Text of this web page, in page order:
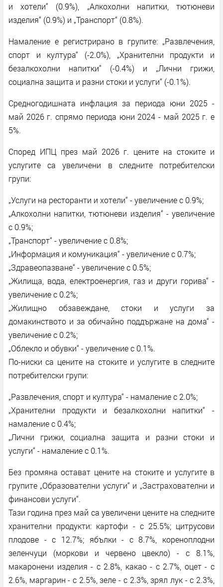
и хотели“ (0.9%), „Алкохолни напитки, тютюневи
изделия“ (0.9%) и „Транспорт“ (0.8%).
Намаление е регистрирано в групите: „Развлечения,
спорт и култура“ (-2.0%), „Хранителни продукти и
безалкохолни напитки“ (-0.4%) и „Лични грижи,
социална защита и разни стоки и услуги“ (-0.1%).
Средногодишната инфлация за периода юни 2025 -
май 2026 г. спрямо периода юни 2024 - май 2025 г. е
5%.
Според ИПЦ през май 2026 г. цените на стоките и
услугите са увеличени в следните потребителски
групи:
„Услуги на ресторанти и хотели“ - увеличение с 0.9%;
„Алкохолни напитки, тютюневи изделия“ - увеличение
с 0.9%;
„Транспорт“ - увеличение с 0.8%;
„Информация и комуникация“ - увеличение с 0.7%;
„Здравеопазване“ - увеличение с 0.5%;
„Жилища, вода, електроенергия, газ и други горива“ -
увеличение с 0.2%;
„Жилищно обзавеждане, стоки и услуги за
домакинството и за обичайно поддържане на дома“ -
увеличение с 0.2%;
„Облекло и обувки“ - увеличение с 0.1%.
По-ниски са цените на стоките и услугите в следните
потребителски групи:
„Развлечения, спорт и култура“ - намаление с 2.0%;
„Хранителни продукти и безалкохолни напитки“ -
намаление с 0.4%;
„Лични грижи, социална защита и разни стоки и
услуги“ - намаление с 0.1%.
Без промяна остават цените на стоките и услугите в
групите „Образователни услуги“ и „Застрахователни и
финансови услуги“.
Тази година през май са увеличени цените на следните
хранителни продукти: картофи - с 25.5%; цитрусови
плодове - с 12.7%; ябълки - с 8.7%, кореноплодни
зеленчуци (моркови и червено цвекло) - с 8.1%,
макаронени изделия - с 2.8%, какао - с 2.7%, оцет - с
2.6%, маргарин - с 2.5%, зеле - с 2.3%, зрял лук - с 2.3%,